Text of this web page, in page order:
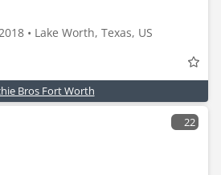
• Lake Worth, Texas, US
Bros Fort Worth
22